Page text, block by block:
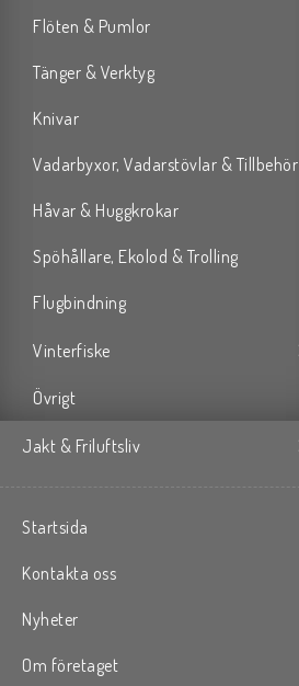
Flöten & Pumlor
Tänger & Verktyg
Knivar
Vadarbyxor, Vadarstövlar & Tillbehör
Håvar & Huggkrokar
Spöhållare, Ekolod & Trolling
Flugbindning
Vinterfiske
Övrigt
Jakt & Friluftsliv
Startsida
Kontakta oss
Nyheter
Om företaget